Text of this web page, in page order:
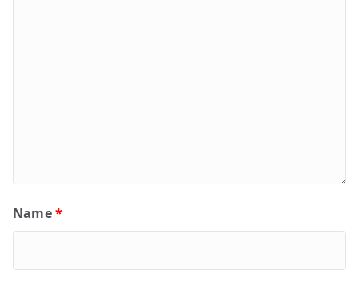
Name*